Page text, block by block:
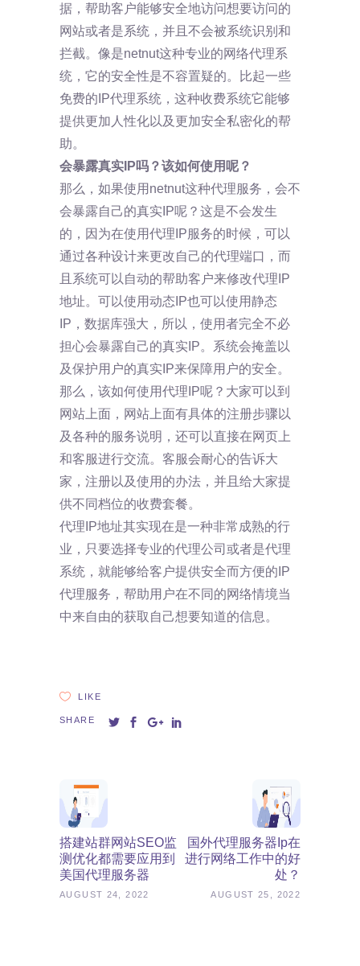
据，帮助客户能够安全地访问想要访问的
网站或者是系统，并且不会被系统识别和
拦截。像是netnut这种专业的网络代理系
统，它的安全性是不容置疑的。比起一些
免费的IP代理系统，这种收费系统它能够
提供更加人性化以及更加安全私密化的帮
助。
会暴露真实IP吗？该如何使用呢？
那么，如果使用netnut这种代理服务，会不
会暴露自己的真实IP呢？这是不会发生
的，因为在使用代理IP服务的时候，可以
通过各种设计来更改自己的代理端口，而
且系统可以自动的帮助客户来修改代理IP
地址。可以使用动态IP也可以使用静态
IP，数据库强大，所以，使用者完全不必
担心会暴露自己的真实IP。系统会掩盖以
及保护用户的真实IP来保障用户的安全。
那么，该如何使用代理IP呢？大家可以到
网站上面，网站上面有具体的注册步骤以
及各种的服务说明，还可以直接在网页上
和客服进行交流。客服会耐心的告诉大
家，注册以及使用的办法，并且给大家提
供不同档位的收费套餐。
代理IP地址其实现在是一种非常成熟的行
业，只要选择专业的代理公司或者是代理
系统，就能够给客户提供安全而方便的IP
代理服务，帮助用户在不同的网络情境当
中来自由的获取自己想要知道的信息。
LIKE
SHARE
搭建站群网站SEO监
测优化都需要应用到
美国代理服务器
AUGUST 24, 2022
国外代理服务器ip在
进行网络工作中的好
处？
AUGUST 25, 2022